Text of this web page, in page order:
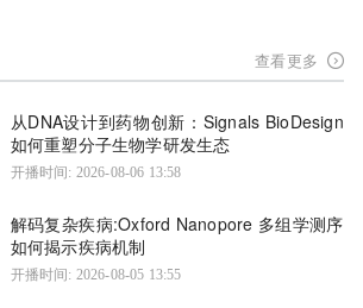
查看更多
从DNA设计到药物创新：Signals BioDesign
如何重塑分子生物学研发生态
开播时间: 2026-08-06 13:58
解码复杂疾病:Oxford Nanopore 多组学测序
如何揭示疾病机制
开播时间: 2026-08-05 13:55